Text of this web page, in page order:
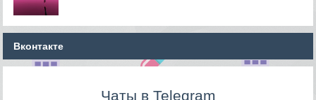
Вконтакте
Чаты в Telegram